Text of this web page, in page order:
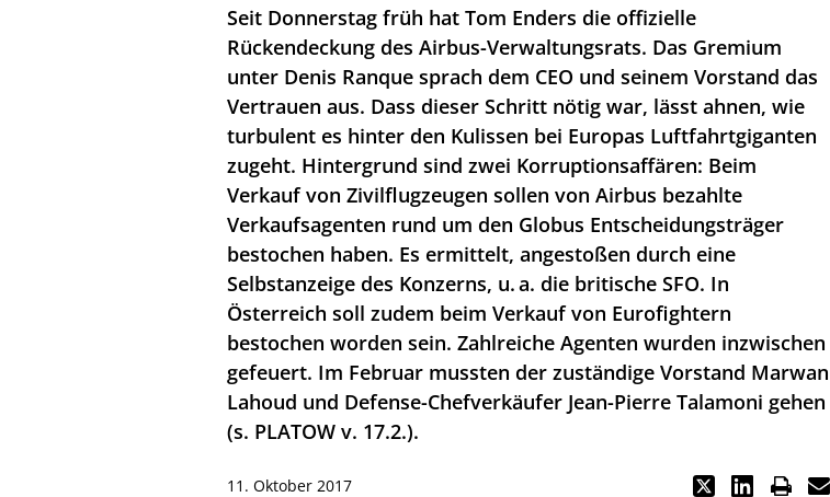
Seit Donnerstag früh hat Tom Enders die offizielle
Rückendeckung des Airbus-Verwaltungsrats. Das Gremium
unter Denis Ranque sprach dem CEO und seinem Vorstand das
Vertrauen aus. Dass dieser Schritt nötig war, lässt ahnen, wie
turbulent es hinter den Kulissen bei Europas Luftfahrtgiganten
zugeht. Hintergrund sind zwei Korruptionsaffären: Beim
Verkauf von Zivilflugzeugen sollen von Airbus bezahlte
Verkaufsagenten rund um den Globus Entscheidungsträger
bestochen haben. Es ermittelt, angestoßen durch eine
Selbstanzeige des Konzerns, u. a. die britische SFO. In
Österreich soll zudem beim Verkauf von Eurofightern
bestochen worden sein. Zahlreiche Agenten wurden inzwischen
gefeuert. Im Februar mussten der zuständige Vorstand Marwan
Lahoud und Defense-Chefverkäufer Jean-Pierre Talamoni gehen
(s. PLATOW v. 17.2.).
11. Oktober 2017